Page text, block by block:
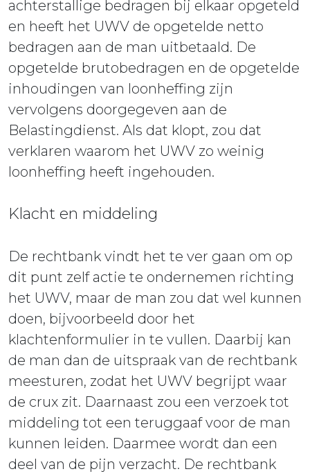
achterstallige bedragen bij elkaar opgeteld
en heeft het UWV de opgetelde netto
bedragen aan de man uitbetaald. De
opgetelde brutobedragen en de opgetelde
inhoudingen van loonheffing zijn
vervolgens doorgegeven aan de
Belastingdienst. Als dat klopt, zou dat
verklaren waarom het UWV zo weinig
loonheffing heeft ingehouden.
Klacht en middeling
De rechtbank vindt het te ver gaan om op
dit punt zelf actie te ondernemen richting
het UWV, maar de man zou dat wel kunnen
doen, bijvoorbeeld door het
klachtenformulier in te vullen. Daarbij kan
de man dan de uitspraak van de rechtbank
meesturen, zodat het UWV begrijpt waar
de crux zit. Daarnaast zou een verzoek tot
middeling tot een teruggaaf voor de man
kunnen leiden. Daarmee wordt dan een
deel van de pijn verzacht. De rechtbank